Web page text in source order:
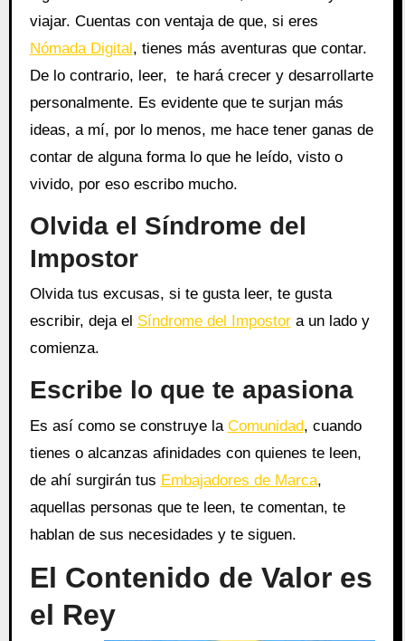
viajar. Cuentas con ventaja de que, si eres
Nómada Digital , tienes más aventuras que contar.
De lo contrario, leer, te hará crecer y desarrollarte
personalmente. Es evidente que te surjan más
ideas, a mí, por lo menos, me hace tener ganas de
contar de alguna forma lo que he leído, visto o
vivido, por eso escribo mucho.
Olvida el Síndrome del
Impostor
Olvida tus excusas, si te gusta leer, te gusta
escribir, deja el Síndrome del Impostora un lado y
comienza.
Escribe lo que te apasiona
Es así como se construye la Comunidad, cuando
tienes o alcanzas afinidades con quienes te leen,
de ahí surgirán tus Embajadores de Marca,
aquellas personas que te leen, te comentan, te
hablan de sus necesidades y te siguen.
El Contenido de Valor es
el Rey